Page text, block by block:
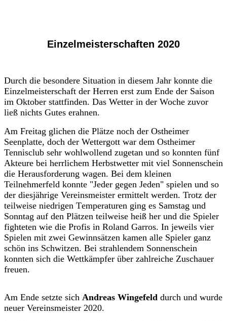
Einzelmeisterschaften 2020
Durch die besondere Situation in diesem Jahr konnte die
Einzelmeisterschaft der Herren erst zum Ende der Saison
im Oktober stattfinden. Das Wetter in der Woche zuvor
ließ nichts Gutes erahnen.
Am Freitag glichen die Plätze noch der Ostheimer
Seenplatte, doch der Wettergott war dem Ostheimer
Tennisclub sehr wohlwollend zugetan und so konnten fünf
Akteure bei herrlichem Herbstwetter mit viel Sonnenschein
die Herausforderung wagen. Bei dem kleinen
Teilnehmerfeld konnte "Jeder gegen Jeden" spielen und so
der diesjährige Vereinsmeister ermittelt werden. Trotz der
teilweise niedrigen Temperaturen ging es Samstag und
Sonntag auf den Plätzen teilweise heiß her und die Spieler
fighteten wie die Profis in Roland Garros. In jeweils vier
Spielen mit zwei Gewinnsätzen kamen alle Spieler ganz
schön ins Schwitzen. Bei strahlendem Sonnenschein
konnten sich die Wettkämpfer über zahlreiche Zuschauer
freuen.
Am Ende setzte sich Andreas Wingefeld durch und wurde
neuer Vereinsmeister 2020.